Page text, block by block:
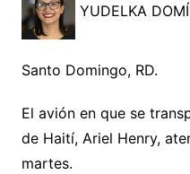
YUDELKA
Santo Domingo, RD.
El avión en que se
de Haití, Ariel Henry,
martes.